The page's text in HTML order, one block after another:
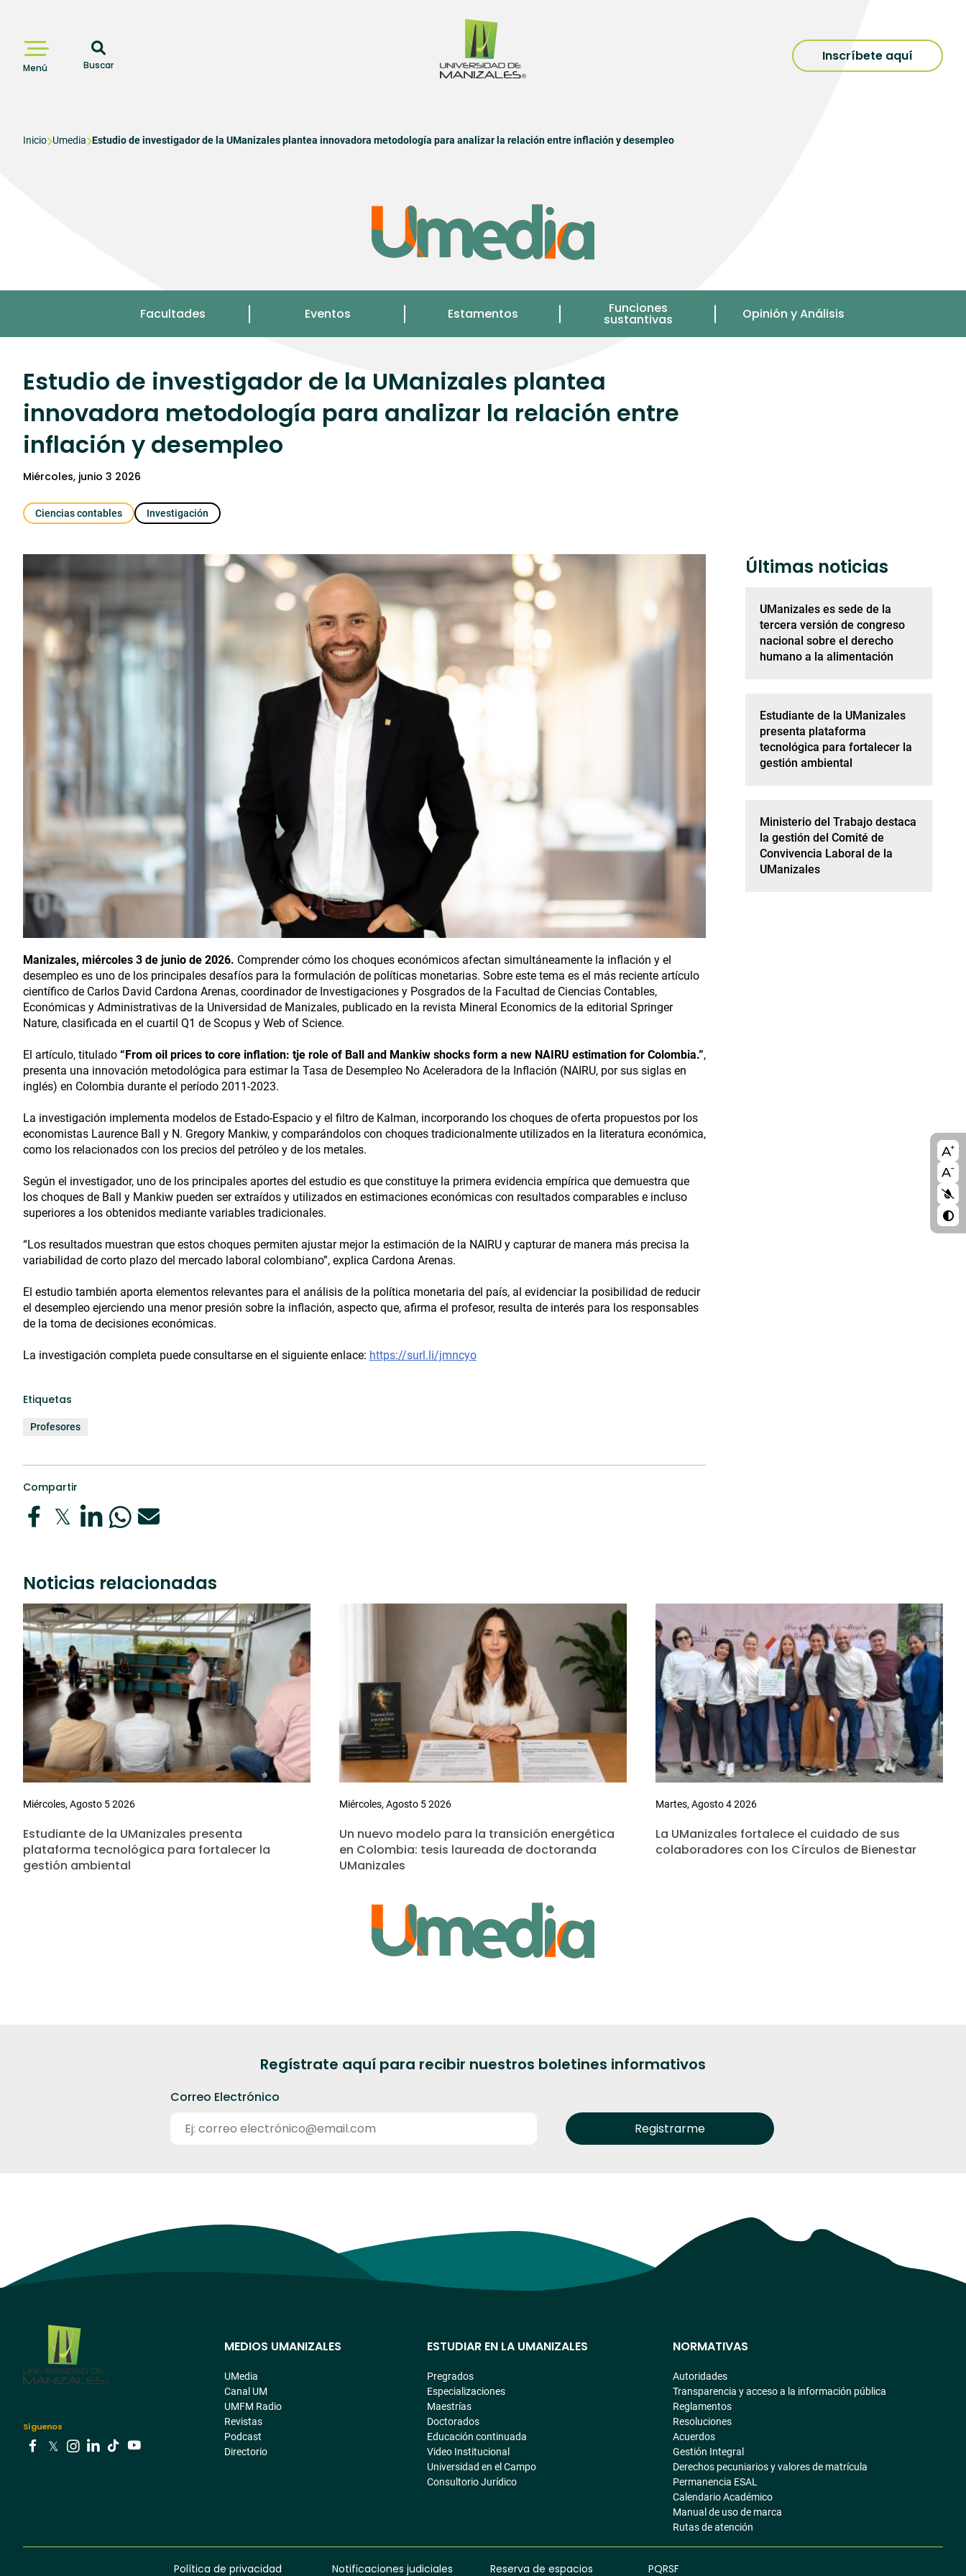
principal
Menú
Inscríbete aquí
Buscar
Sobrescribir
Inicio Umedia Estudio de investigador de la UManizales plantea innovadora metodología para analizar la relación entre inflación y desempleo
Facultades Eventos Estamentos Funciones
sustantivas Opinión y Análisis
Estudio de investigador de la UManizales plantea
innovadora metodología para analizar la relación entre
inflación y desempleo
miércoles, junio 3 2026
Ciencias contables Investigación
Manizales, miércoles 3 de junio de 2026. Comprender cómo los choques económicos afectan simultáneamente la inflación y el
desempleo es uno de los principales desafíos para la formulación de políticas monetarias. Sobre este tema es el más reciente artículo
científico de Carlos David Cardona Arenas, coordinador de Investigaciones y Posgrados de la Facultad de Ciencias Contables,
Económicas y Administrativas de la Universidad de Manizales, publicado en la revista Mineral Economics de la editorial Springer
Nature, clasificada en el cuartil Q1 de Scopus y Web of Science.
El artículo, titulado “From oil prices to core inflation: tje role of Ball and Mankiw shocks form a new NAIRU estimation for Colombia.”,
presenta una innovación metodológica para estimar la Tasa de Desempleo No Aceleradora de la Inflación (NAIRU, por sus siglas en
inglés) en Colombia durante el período 2011-2023.
La investigación implementa modelos de Estado-Espacio y el filtro de Kalman, incorporando los choques de oferta propuestos por los
economistas Laurence Ball y N. Gregory Mankiw, y comparándolos con choques tradicionalmente utilizados en la literatura económica,
como los relacionados con los precios del petróleo y de los metales.
Según el investigador, uno de los principales aportes del estudio es que constituye la primera evidencia empírica que demuestra que
los choques de Ball y Mankiw pueden ser extraídos y utilizados en estimaciones económicas con resultados comparables e incluso
superiores a los obtenidos mediante variables tradicionales.
“Los resultados muestran que estos choques permiten ajustar mejor la estimación de la NAIRU y capturar de manera más precisa la
variabilidad de corto plazo del mercado laboral colombiano”, explica Cardona Arenas.
El estudio también aporta elementos relevantes para el análisis de la política monetaria del país, al evidenciar la posibilidad de reducir
el desempleo ejerciendo una menor presión sobre la inflación, aspecto que, afirma el profesor, resulta de interés para los responsables
de la toma de decisiones económicas.
La investigación completa puede consultarse en el siguiente enlace: https://surl.li/jmncyo
Etiquetas
Profesores
Compartir
Últimas noticias
UManizales es sede de la
tercera versión de congreso
nacional sobre el derecho
humano a la alimentación
Estudiante de la UManizales
presenta plataforma
tecnológica para fortalecer la
gestión ambiental
Ministerio del Trabajo destaca
la gestión del Comité de
Convivencia Laboral de la
UManizales
Noticias relacionadas
Miércoles, Agosto 5 2026
Estudiante de la UManizales presenta
plataforma tecnológica para fortalecer la
gestión ambiental
Miércoles, Agosto 5 2026
Un nuevo modelo para la transición energética
en Colombia: tesis laureada de doctoranda
UManizales
Martes, Agosto 4 2026
La UManizales fortalece el cuidado de sus
colaboradores con los Círculos de Bienestar
Regístrate aquí para recibir nuestros boletines informativos
Correo Electrónico
Síguenos
Menú
pre
footer
MEDIOS UMANIZALES
UMedia
Canal UM
UMFM Radio
Revistas
Podcast
Directorio
ESTUDIAR EN LA UMANIZALES
Pregrados
Especializaciones
Maestrías
Doctorados
Educación continuada
Video Institucional
Universidad en el Campo
Consultorio Jurídico
NORMATIVAS
Autoridades
Transparencia y acceso a la información pública
Reglamentos
Resoluciones
Acuerdos
Gestión Integral
Derechos pecuniarios y valores de matrícula
Permanencia ESAL
Calendario Académico
Manual de uso de marca
Rutas de atención
Política de privacidad Notificaciones judiciales Reserva de espacios PQRSF